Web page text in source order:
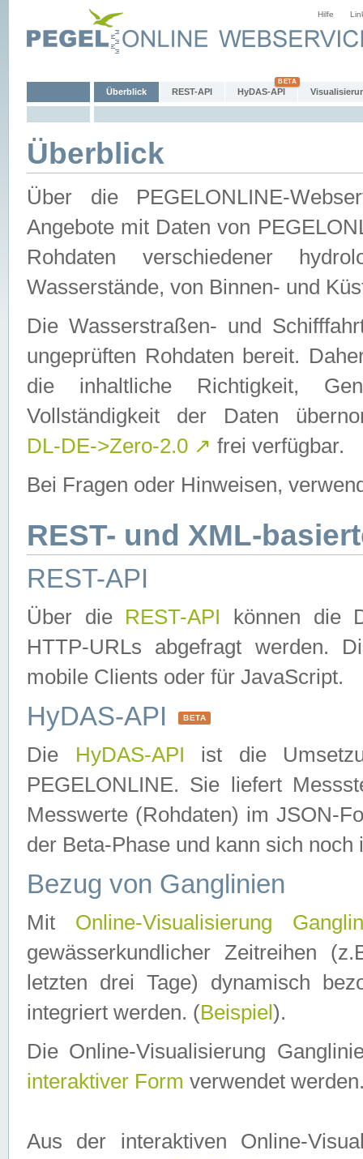
Hilfe
Überblick REST-API HyDAS-API
Überblick
Über die PEGELONLINE-
Angebote mit Daten von
Rohdaten verschiedener
Wasserstände, von Binnen- und
Die Wasserstraßen- und
ungeprüften Rohdaten bereit.
die inhaltliche Richtigkeit,
Vollständigkeit der Daten
DL-DE->Zero-2.0 ↗ frei verfügbar.
Bei Fragen oder Hinweisen,
REST- und XML-
REST-API
Über die REST-API können die
HTTP-URLs abgefragt werden.
mobile Clients oder für JavaScript.
HyDAS-API BETA
Die HyDAS-API ist die
PEGELONLINE. Sie liefert
Messwerte (Rohdaten) im JSON-
der Beta-Phase und kann sich noch
Bezug von Ganglinien
Mit Online-Visualisierung
gewässerkundlicher Zeitreihen
letzten drei Tage) dynamisch
integriert werden. (Beispiel ).
Die Online-Visualisierung
interaktiver Form verwendet
Aus der interaktiven Online-